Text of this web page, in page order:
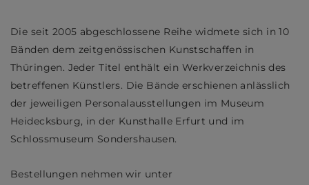
Die seit 2005 abgeschlossene Reihe widmete sich in 10
Bänden dem zeitgenössischen Kunstschaffen in
Thüringen. Jeder Titel enthält ein Werkverzeichnis des
betreffenen Künstlers. Die Bände erschienen anlässlich
der jeweiligen Personalausstellungen im Museum
Heidecksburg, in der Kunsthalle Erfurt und im
Schlossmuseum Sondershausen.
Bestellungen nehmen wir unter